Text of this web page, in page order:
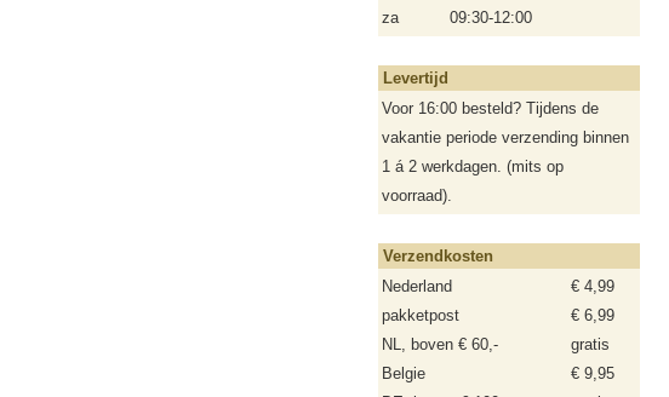
za
09:30-12:00
Levertijd
Voor 16:00 besteld? Tijdens de
vakantie periode verzending binnen
1 á 2 werkdagen. (mits op
voorraad).
Verzendkosten
Nederland
€ 4,99
pakketpost
€ 6,99
NL, boven € 60,-
gratis
Belgie
€ 9,95